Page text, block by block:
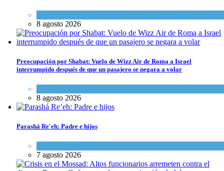
8 agosto 2026
Preocupación por Shabat: Vuelo de Wizz Air de Roma a Israel
interrumpido después de que un pasajero se negara a volar
8 agosto 2026
Parashá Re'eh: Padre e hijos
7 agosto 2026